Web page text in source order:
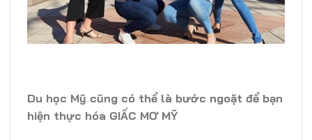
Du học Mỹ cũng có thể là bước ngoặt để bạn
hiện thực hóa GIẤC MƠ MỸ